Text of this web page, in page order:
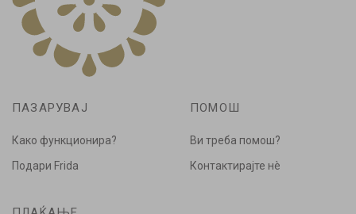
ПАЗАРУВАЈ
Како функционира?
Подари Frida
ПОМОШ
Ви треба помош?
Контактирајте нè